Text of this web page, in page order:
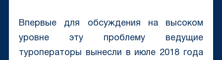
Впервые для обсуждения на высоком
уровне эту проблему ведущие
туроператоры вынесли в июле 2018 года